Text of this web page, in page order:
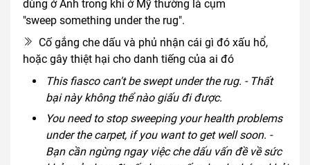
dùng ở Anh trong khi ở Mỹ thường là cụm
"sweep something under the rug".
Cố gắng che dấu và phủ nhận cái gì đó xấu hổ,
hoặc gây thiệt hại cho danh tiếng của ai đó
This fiasco can't be swept under the rug. - Thất
bại này không thể nào giấu đi được.
You need to stop sweeping your health problems
under the carpet, if you want to get well soon. -
Bạn cần ngừng ngay việc che dấu vấn đề về sức